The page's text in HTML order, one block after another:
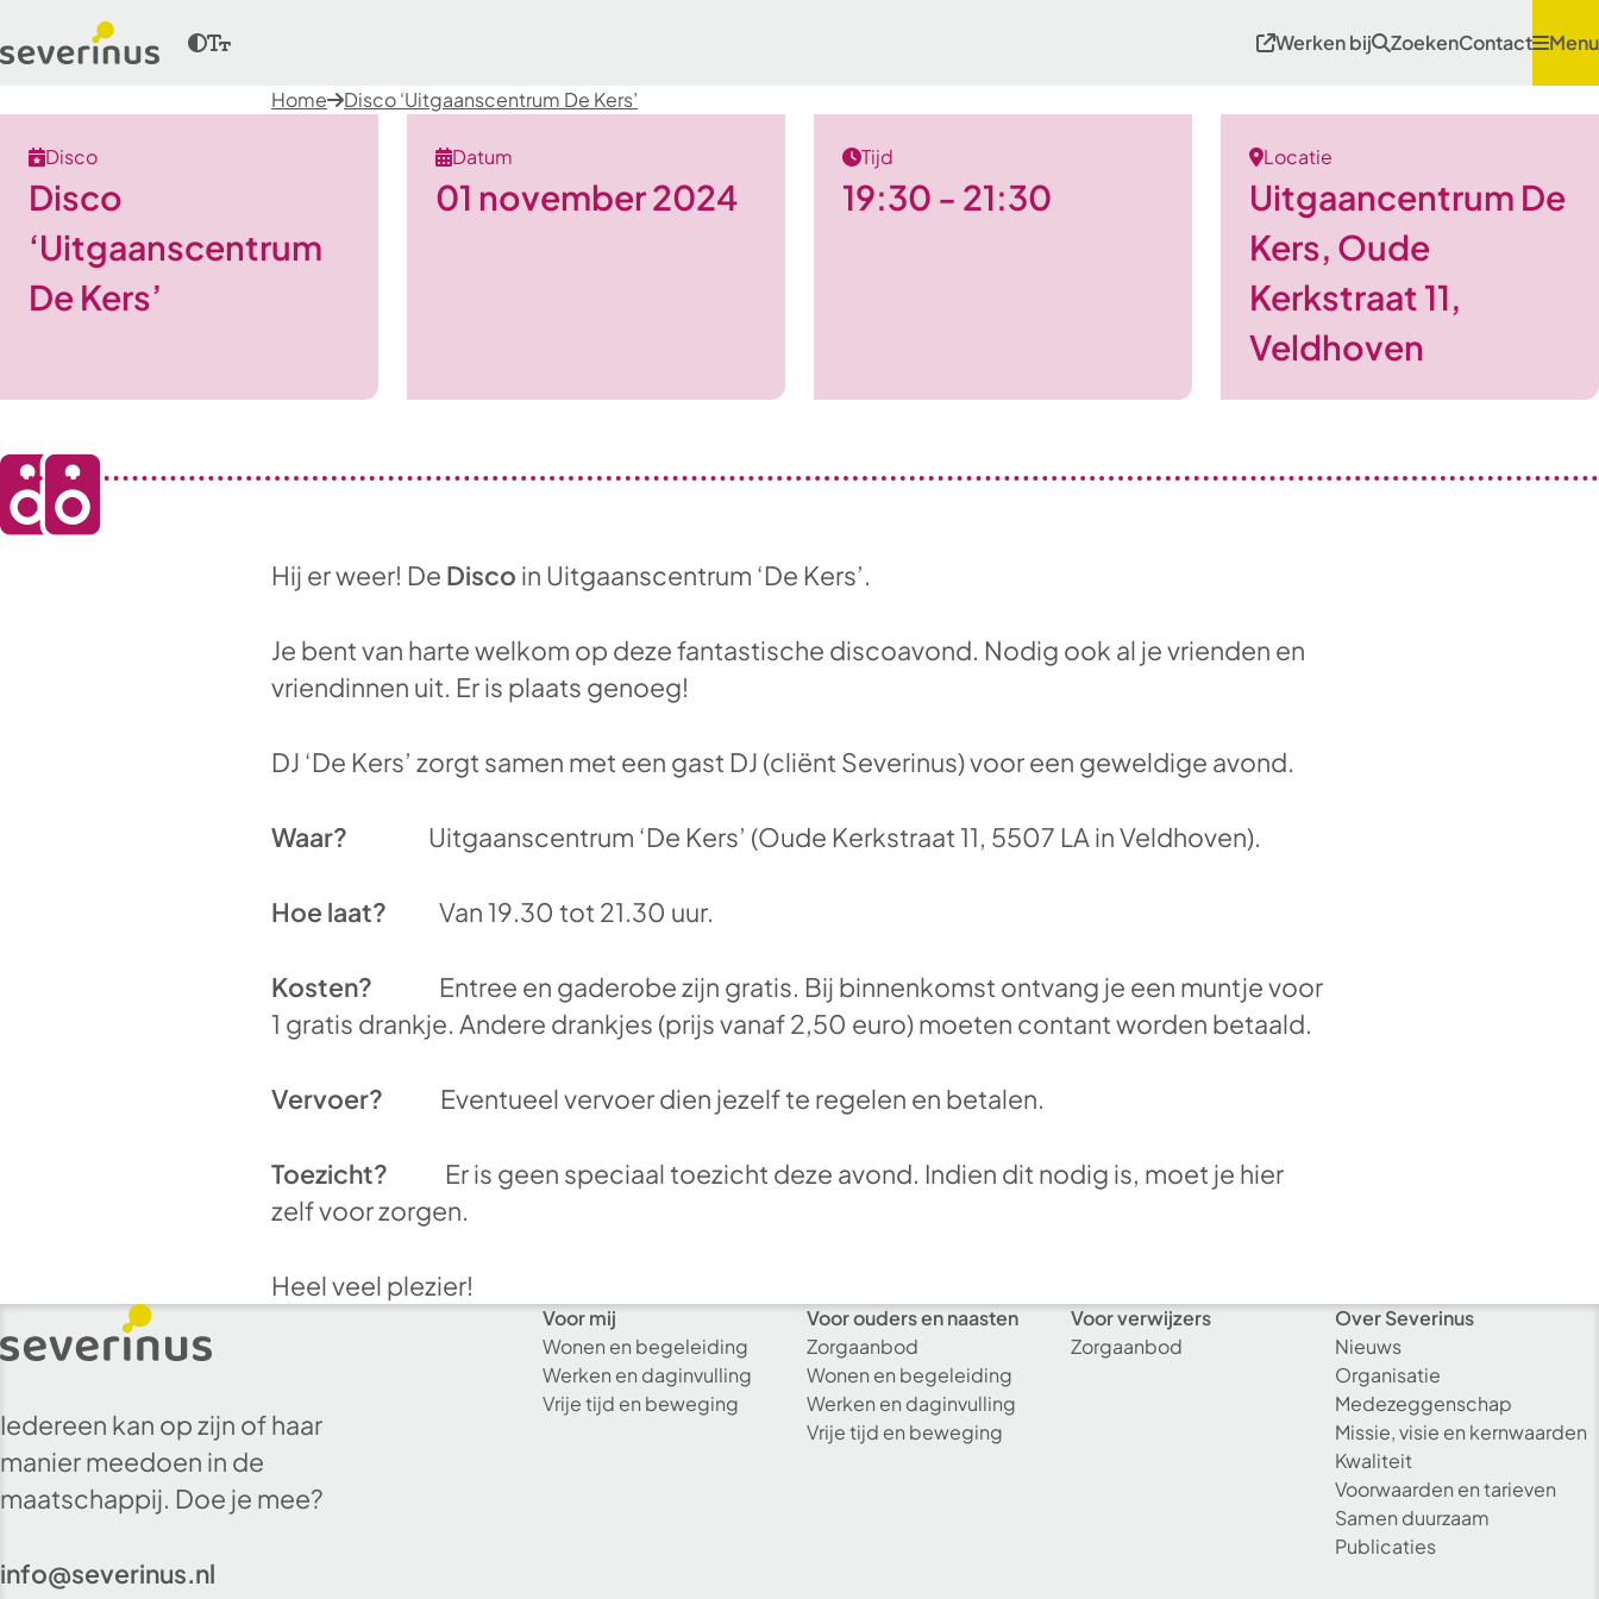
Werken bij ZoekenContact Menu
Home Disco ‘Uitgaanscentrum De Kers’
Disco
Disco
‘Uitgaanscentrum
De Kers’
Datum
01 november 2024
Tijd
19:30 - 21:30
Locatie
Uitgaancentrum De
Kers, Oude
Kerkstraat 11,
Veldhoven
Hij er weer! De Disco in Uitgaanscentrum ‘De Kers’.
Je bent van harte welkom op deze fantastische discoavond. Nodig ook al je vrienden en
vriendinnen uit. Er is plaats genoeg!
DJ ‘De Kers’ zorgt samen met een gast DJ (cliënt Severinus) voor een geweldige avond.
Waar? Uitgaanscentrum ‘De Kers’ (Oude Kerkstraat 11, 5507 LA in Veldhoven).
Hoe laat? Van 19.30 tot 21.30 uur.
Kosten? Entree en gaderobe zijn gratis. Bij binnenkomst ontvang je een muntje voor
1 gratis drankje. Andere drankjes (prijs vanaf 2,50 euro) moeten contant worden betaald.
Vervoer? Eventueel vervoer dien jezelf te regelen en betalen.
Toezicht? Er is geen speciaal toezicht deze avond. Indien dit nodig is, moet je hier
zelf voor zorgen.
Heel veel plezier!
Iedereen kan op zijn of haar
manier meedoen in de
maatschappij. Doe je mee?
info@severinus.nl
Voor mij
Wonen en begeleiding
Werken en daginvulling
Vrije tijd en beweging
Voor ouders en naasten
Zorgaanbod
Wonen en begeleiding
Werken en daginvulling
Vrije tijd en beweging
Voor verwijzers
Zorgaanbod
Over Severinus
Nieuws
Organisatie
Medezeggenschap
Missie, visie en kernwaarden
Kwaliteit
Voorwaarden en tarieven
Samen duurzaam
Publicaties